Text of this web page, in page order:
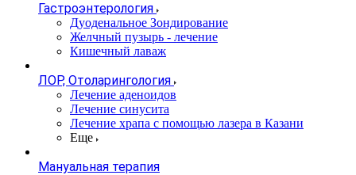
Гастроэнтерология
Дуоденальное Зондирование
Желчный пузырь - лечение
Кишечный лаваж
ЛОР, Отоларингология
Лечение аденоидов
Лечение синусита
Лечение храпа с помощью лазера в Казани
Еще
Мануальная терапия